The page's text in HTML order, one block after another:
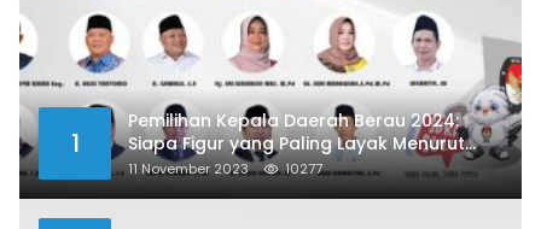
1
Pemilihan Kepala Daerah Berau 2024:
Siapa Figur yang Paling Layak Menurut
Publik?
11 November 2023 10277